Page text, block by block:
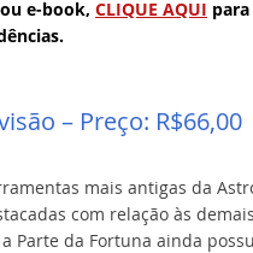
e-book, CLIQUE AQUI
– Preço: R$66,00
mais antigas da
com relação às
Parte da Fortuna ainda